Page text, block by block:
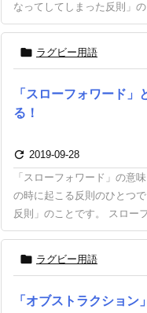
なってしてしまった反則」
 ラグビー用語
「スローフォワード
る！
 2019-09-28
「スローフォワード」の意
の時に起こる反則のひとつ
反則」のことです。 スロー
 ラグビー用語
「オブストラクショ